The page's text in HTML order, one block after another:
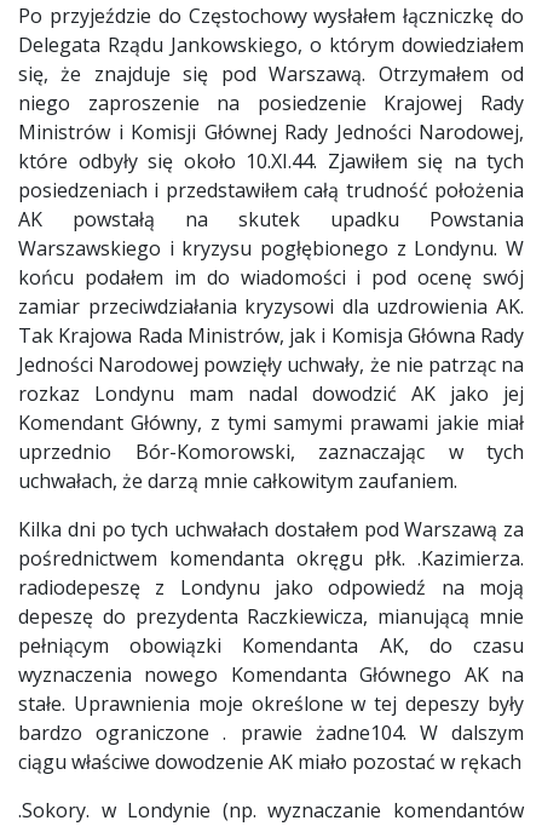
Po przyjeździe do Częstochowy wysłałem łączniczkę do
Delegata Rządu Jankowskiego, o którym dowiedziałem
się, że znajduje się pod Warszawą. Otrzymałem od
niego zaproszenie na posiedzenie Krajowej Rady
Ministrów i Komisji Głównej Rady Jedności Narodowej,
które odbyły się około 10.XI.44. Zjawiłem się na tych
posiedzeniach i przedstawiłem całą trudność położenia
AK powstałą na skutek upadku Powstania
Warszawskiego i kryzysu pogłębionego z Londynu. W
końcu podałem im do wiadomości i pod ocenę swój
zamiar przeciwdziałania kryzysowi dla uzdrowienia AK.
Tak Krajowa Rada Ministrów, jak i Komisja Główna Rady
Jedności Narodowej powzięły uchwały, że nie patrząc na
rozkaz Londynu mam nadal dowodzić AK jako jej
Komendant Główny, z tymi samymi prawami jakie miał
uprzednio Bór-Komorowski, zaznaczając w tych
uchwałach, że darzą mnie całkowitym zaufaniem.
Kilka dni po tych uchwałach dostałem pod Warszawą za
pośrednictwem komendanta okręgu płk. .Kazimierza.
radiodepeszę z Londynu jako odpowiedź na moją
depeszę do prezydenta Raczkiewicza, mianującą mnie
pełniącym obowiązki Komendanta AK, do czasu
wyznaczenia nowego Komendanta Głównego AK na
stałe. Uprawnienia moje określone w tej depeszy były
bardzo ograniczone . prawie żadne104. W dalszym
ciągu właściwe dowodzenie AK miało pozostać w rękach
.Sokory. w Londynie (np. wyznaczanie komendantów